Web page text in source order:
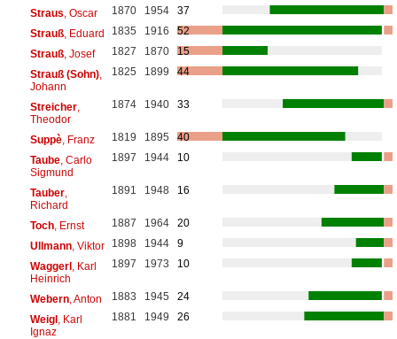
Straus , Oscar 1870 1954
37
Strauß, Eduard 1835 1916
52
Strauß, Josef 1827 1870
15
Strauß (Sohn),
Johann
1825 1899 44
Streicher,
Theodor
1874 1940 33
Suppè, Franz 1819 1895
40
Taube, Carlo
Sigmund
1897 1944 10
Tauber,
Richard
1891 1948 16
Toch, Ernst 1887 1964
20
Ullmann, Viktor 1898 1944
9
Waggerl, Karl
Heinrich
1897 1973 10
Webern, Anton 1883 1945
24
Weigl, Karl
Ignaz
1881 1949 26